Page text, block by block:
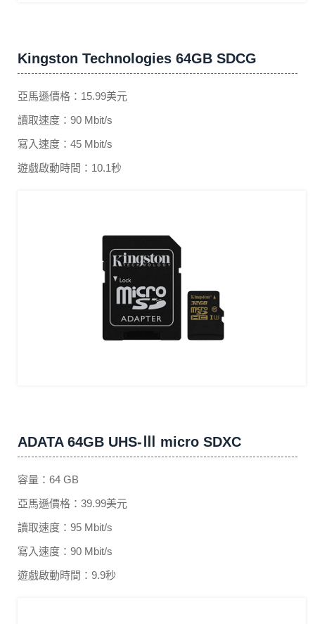
Kingston Technologies 64GB SDCG
亞馬遜價格：15.99美元
讀取速度：90 Mbit/s
寫入速度：45 Mbit/s
遊戲啟動時間：10.1秒
ADATA 64GB UHS-Ⅲ micro SDXC
容量：64 GB
亞馬遜價格：39.99美元
讀取速度：95 Mbit/s
寫入速度：90 Mbit/s
遊戲啟動時間：9.9秒